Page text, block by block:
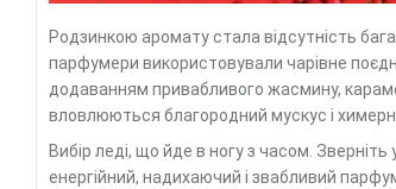
Родзинкою аромату стала відсутність
парфумери використовували чарівне
додаванням привабливого жасмину,
вловлюються благородний мускус і
Вибір леді, що йде в ногу з часом.
енергійний, надихаючий і звабливий